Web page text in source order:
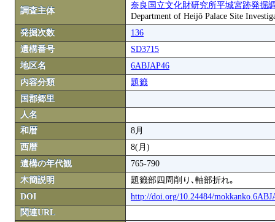
調査主体
奈良国立文化財研究所平城宮跡発掘
Department of Heijō Palace Site
発掘次数
136
遺構番号
SD3715
地区名
6ABJAP46
内容分類
題籤
国郡郷里
人名
和暦
8月
西暦
8(月)
遺構の年代観
765-790
木簡説明
題籤部四周削り､軸部折れ｡
DOI
http://doi.org/10.24484/
関連URL